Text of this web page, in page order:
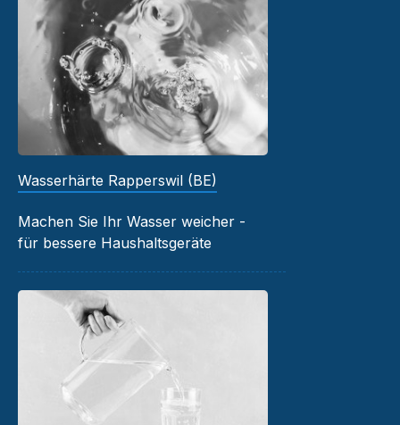
Wasserhärte Rapperswil (BE)
Machen Sie Ihr Wasser weicher -
für bessere Haushaltsgeräte